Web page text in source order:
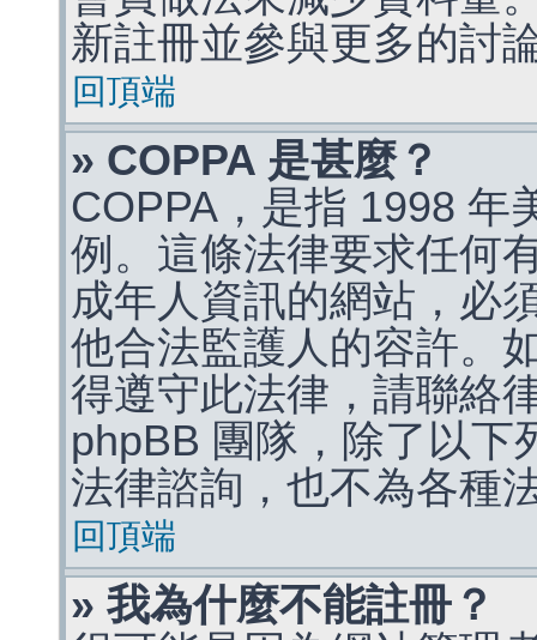
新註冊並參與更多的討
回頂端
» COPPA 是甚麼？
COPPA，是指 1998 年
例。這條法律要求任何
成年人資訊的網站，必
他合法監護人的容許。
得遵守此法律，請聯絡
phpBB 團隊，除了以下
法律諮詢，也不為各種
回頂端
» 我為什麼不能註冊？